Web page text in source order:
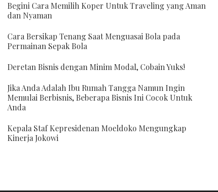
Begini Cara Memilih Koper Untuk Traveling yang Aman
dan Nyaman
Cara Bersikap Tenang Saat Menguasai Bola pada
Permainan Sepak Bola
Deretan Bisnis dengan Minim Modal, Cobain Yuks!
Jika Anda Adalah Ibu Rumah Tangga Namun Ingin
Memulai Berbisnis, Beberapa Bisnis Ini Cocok Untuk
Anda
Kepala Staf Kepresidenan Moeldoko Mengungkap
Kinerja Jokowi